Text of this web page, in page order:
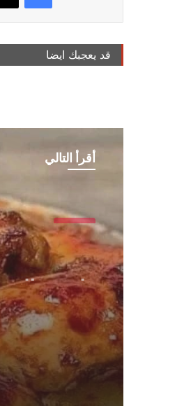
قد يعجبك ايضا
أقرأ التالي
طبخات
طريقة
بالبطاطس